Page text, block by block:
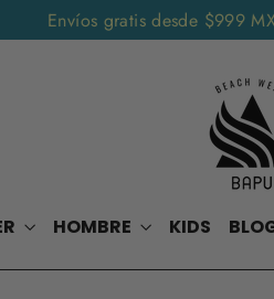
Envíos gratis desde $999
HOMBRE KIDS